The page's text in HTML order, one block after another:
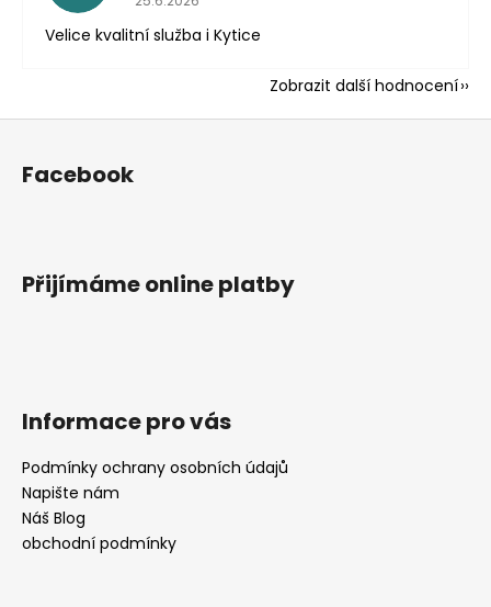
Velice kvalitní služba i Kytice
Zobrazit další hodnocení
Facebook
Přijímáme online platby
Informace pro vás
Podmínky ochrany osobních údajů
Napište nám
Náš Blog
obchodní podmínky